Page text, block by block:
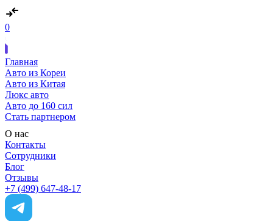
0
Главная
Авто из Кореи
Авто из Китая
Люкс авто
Авто до 160 сил
Стать партнером
О нас
Контакты
Сотрудники
Блог
Отзывы
+7 (499) 647-48-17